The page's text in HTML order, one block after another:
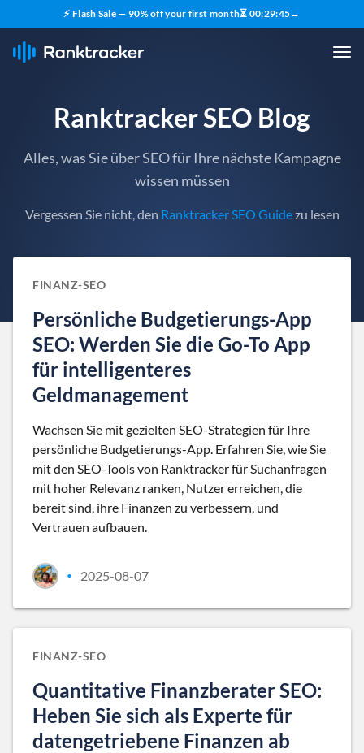
⚡ Flash Sale — 90% off your first month⏳ 00:29:44→
Ranktracker SEO Blog
Alles, was Sie über SEO für Ihre nächste Kampagne
wissen müssen
Vergessen Sie nicht, den Ranktracker SEO Guidezu lesen
FINANZ-SEO
Persönliche Budgetierungs-App
SEO: Werden Sie die Go-To App
für intelligenteres
Geldmanagement
Wachsen Sie mit gezielten SEO-Strategien für Ihre
persönliche Budgetierungs-App. Erfahren Sie, wie Sie
mit den SEO-Tools von Ranktracker für Suchanfragen
mit hoher Relevanz ranken, Nutzer erreichen, die
bereit sind, ihre Finanzen zu verbessern, und
Vertrauen aufbauen.
• 2025-08-07
FINANZ-SEO
Quantitative Finanzberater SEO:
Heben Sie sich als Experte für
datengetriebene Finanzen ab